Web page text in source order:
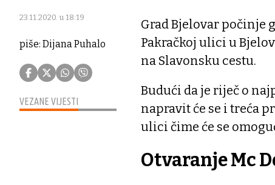
23.11.2020. u 18:19
piše: Dijana Puhalo
VEZANE VIJESTI
Grad Bjelovar počinje
Pakračkoj ulici u
na Slavonsku cestu.
Budući da je riječ o
napravit će se i treća
ulici čime će se
Otvaranje Mc